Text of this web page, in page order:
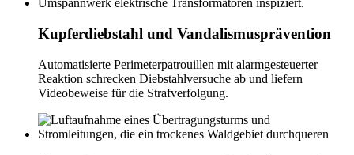
Kupferdiebstahl und Vandalismusprävention
Automatisierte Perimeterpatrouillen mit alarmgesteuerter
Reaktion schrecken Diebstahlversuche ab und liefern
Videobeweise für die Strafverfolgung.